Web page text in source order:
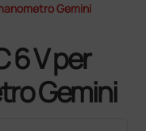
Gemini
6 V per
Gemini